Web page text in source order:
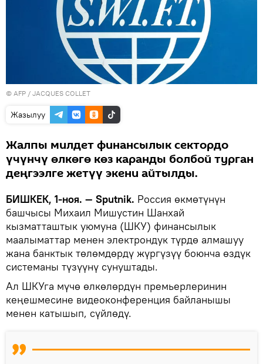
© AFP / JACQUES COLLET
Жазылуу
Жалпы милдет финансылык сектордо
үчүнчү өлкөгө көз каранды болбой турган
деңгээлге жетүү экени айтылды.
БИШКЕК, 1-ноя. — Sputnik. Россия өкмөтүнүн
башчысы Михаил Мишустин Шанхай
кызматташтык уюмуна (ШКУ) финансылык
маалыматтар менен электрондук түрдө алмашуу
жана банктык төлөмдөрдү жүргүзүү боюнча өздүк
системаны түзүүнү сунуштады.
Ал ШКУга мүчө өлкөлөрдүн премьерлеринин
кеңешмесине видеоконференция байланышы
менен катышып, сүйлөдү.